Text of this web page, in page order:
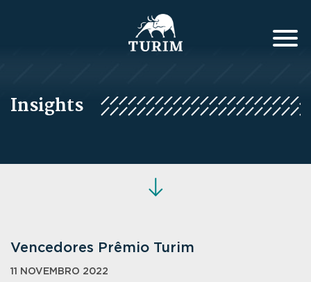
Insights
Vencedores Prêmio Turim
11 NOVEMBRO 2022